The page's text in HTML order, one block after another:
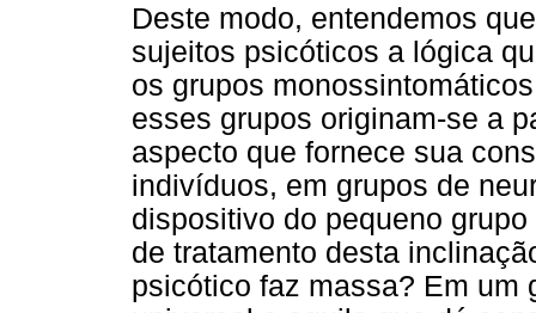
Deste modo, entendemos
sujeitos psicóticos a lógica
os grupos
esses grupos originam-se a
aspecto que fornece sua
indivíduos, em grupos de
dispositivo do pequeno
de tratamento desta
psicótico faz massa? Em um